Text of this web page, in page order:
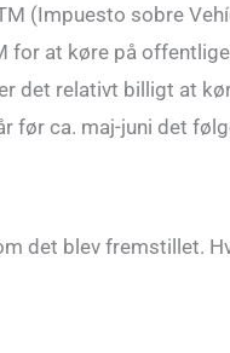
(Impuesto sobre
for at køre på
det relativt billigt at
før ca. maj-juni det
det blev fremstillet.